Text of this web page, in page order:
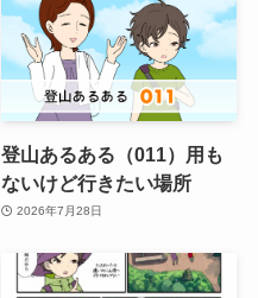
登山あるある（011）用も
ないけど行きたい場所
2026年7月28日